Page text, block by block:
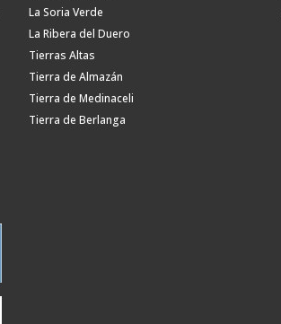
La Soria Verde
La Ribera del Duero
Tierras Altas
Tierra de Almazán
Tierra de Medinaceli
Tierra de Berlanga